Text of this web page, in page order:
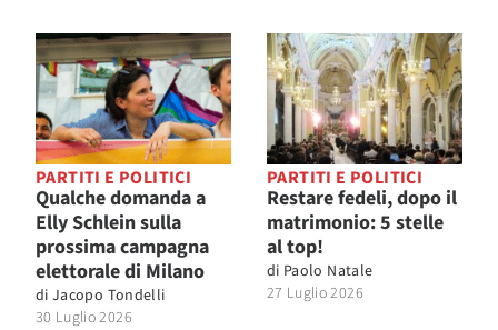
PARTITI E POLITICI
Qualche domanda a
Elly Schlein sulla
prossima campagna
elettorale di Milano
di Jacopo Tondelli
30 Luglio 2026
PARTITI E POLITICI
Restare fedeli, dopo il
matrimonio: 5 stelle
al top!
di Paolo Natale
27 Luglio 2026